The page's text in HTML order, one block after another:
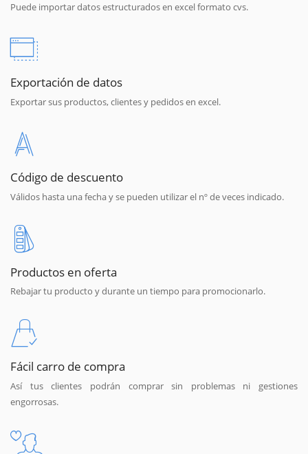
Puede importar datos estructurados en excel formato cvs.
Exportación de datos
Exportar sus productos, clientes y pedidos en excel.
Código de descuento
Válidos hasta una fecha y se pueden utilizar el nº de veces indicado.
Productos en oferta
Rebajar tu producto y durante un tiempo para promocionarlo.
Fácil carro de compra
Así tus clientes podrán comprar sin problemas ni gestiones
engorrosas.